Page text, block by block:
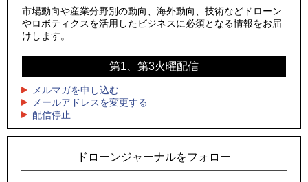
ドローンとナイトバブルが競演、「花園ドローンショーフェ
スタ2026」10/3、4開催
水面から離着水できる「HOVERAir AQUA」を実機レビュー、
水上アクティビティを自動追尾で撮影
レーシングカーの製造技術をドローンへ、トピアが大型機と
量産構想を公開
ーンが採択、国産機で量産調達を目指す
サザンビーチちがさき花火大会で「復活の花火」打ち上げ、
ロボデックス、2時間超の飛行を目指す新型水素燃料電池ドロ
ーンを公開
防衛だけではない、測量から屋内点検まで展開するテラドロ
ーンのソリューション
市場動向や産業分野別の動向、海外動向、技術などドローン
やロボティクスを活用したビジネスに必須となる情報をお届
けします。
第1、第3火曜配信
メルマガを申し込む
メールアドレスを変更する
配信停止
ドローンジャーナルをフォロー